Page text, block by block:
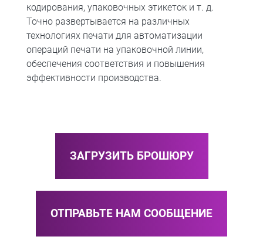
кодирования, упаковочных этикеток и т. д.
Точно развертывается на различных
технологиях печати для автоматизации
операций печати на упаковочной линии,
обеспечения соответствия и повышения
эффективности производства.
ЗАГРУЗИТЬ БРОШЮРУ
ОТПРАВЬТЕ НАМ СООБЩЕНИЕ